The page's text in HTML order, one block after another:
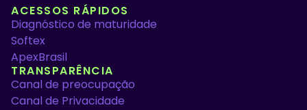
ACESSOS RÁPIDOS
Diagnóstico de maturidade
Softex
ApexBrasil
TRANSPARÊNCIA
Canal de preocupação
Canal de Privacidade